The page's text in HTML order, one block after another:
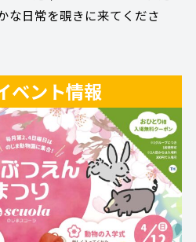
な日常を覗きに来てくださ
ベント情報